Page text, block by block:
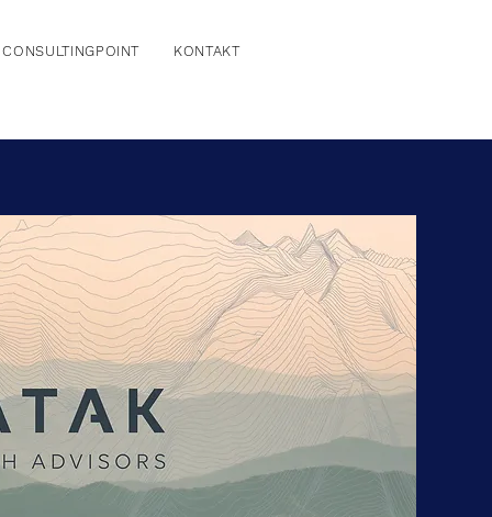
CONSULTINGPOINT KONTAKT